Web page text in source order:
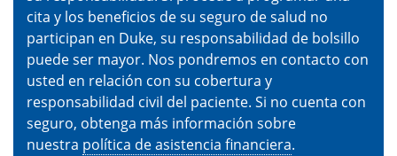
cita y los beneficios de su seguro de salud no
participan en Duke, su responsabilidad de bolsillo
puede ser mayor. Nos pondremos en contacto con
usted en relación con su cobertura y
responsabilidad civil del paciente. Si no cuenta con
seguro, obtenga más información sobre
nuestra política de asistencia financiera.